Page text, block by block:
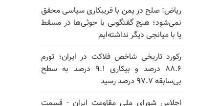
ریاض: صلح در یمن با فریبکاری سیاسی محقق
نمی‌شود؛ هیچ گفتگویی با حوثی‌ها در مسقط
یا با میانجی دیگر نداشته‌ایم
رکورد تاریخی شاخص فلاکت در ایران؛ تورم
۸۸.۶ درصد و بیکاری ۹.۱ درصد به سطح
بی‌سابقه ۹۷.۷ درصد رسید
اجلاس شورای ملی مقاومت ایران - قسمت